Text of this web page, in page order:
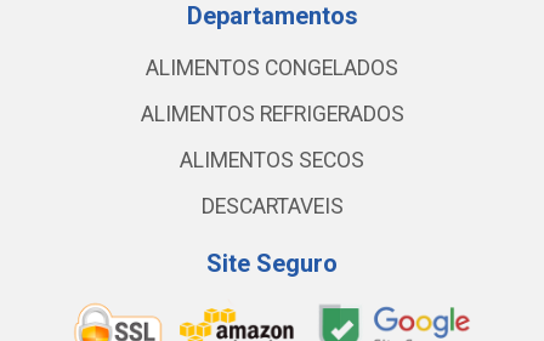
Departamentos
ALIMENTOS CONGELADOS
ALIMENTOS REFRIGERADOS
ALIMENTOS SECOS
DESCARTAVEIS
Site Seguro